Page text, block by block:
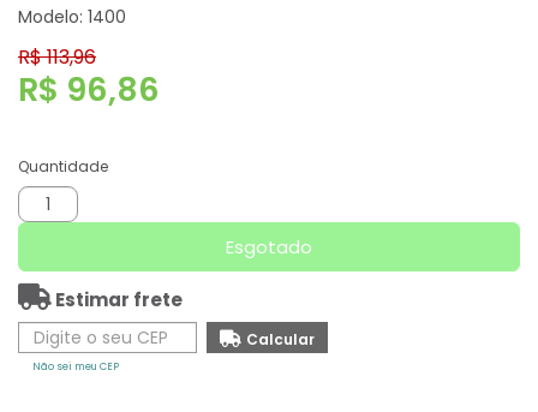
Modelo: 1400
R$ 113,96
R$ 96,86
Quantidade
Esgotado
Estimar frete
Não sei meu CEP